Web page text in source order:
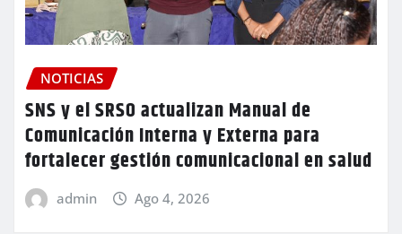
NOTICIAS
SNS y el SRSO actualizan Manual de
Comunicación Interna y Externa para
fortalecer gestión comunicacional en salud
admin Ago 4, 2026